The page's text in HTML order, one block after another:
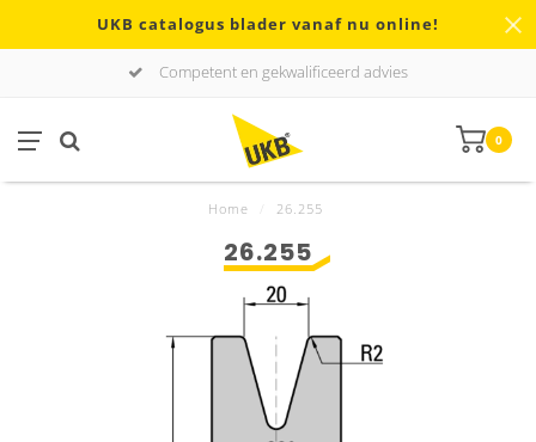
UKB catalogus blader vanaf nu online!
Competent en gekwalificeerd advies
0
Home 26.255
26.255